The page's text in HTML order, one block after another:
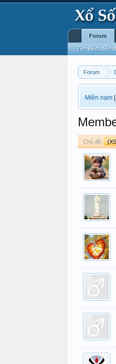
Forum
Miền nam
Chủ đề:
Forum
Tìm kiếm diễn